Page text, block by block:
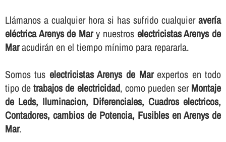
Llámanos a cualquier hora si has sufrido cualquieraverí­a
eléctrica Arenys de Mary nuestros electricistas Arenys de
Maracudirán en el tiempo mí­nimo para repararla.
Somos tus electricistas Arenys de Marexpertos en todo
tipo detrabajos de electricidad, como pueden serMontaje
de Leds, Iluminacion, Diferenciales, Cuadros electricos,
Contadores, cambios de Potencia, Fusibles en Arenys de
Mar.